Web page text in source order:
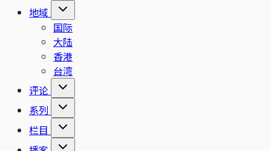
地域
国际
大陆
香港
台湾
评论
系列
栏目